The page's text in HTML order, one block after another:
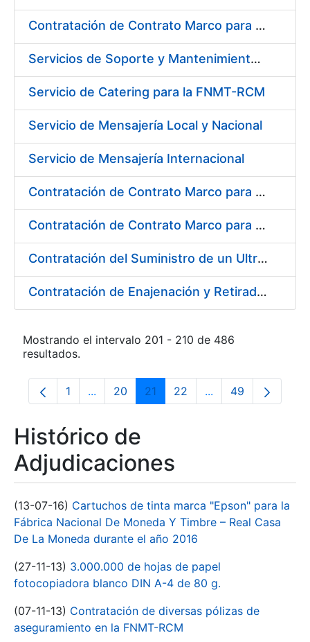
Contratación de Contrato Marco para el Suministro de Material de Ferretería, Bienio 2018-2019
Servicios de Soporte y Mantenimiento de Licencias de Software IBM para Fábrica Nacional de Moneda y Timbre-Real Casa de la Moneda (FNMT-RCM)
Servicio de Catering para la FNMT-RCM
Servicio de Mensajería Local y Nacional
Servicio de Mensajería Internacional
Contratación de Contrato Marco para el Suministro de Material de Electricidad e Iluminación, Bienio 2018-2019
Contratación de Contrato Marco para el Suministro de Material de Transmisiones, Rodamientos y Estanqueidad, Bienio 2018-2019
Contratación del Suministro de un Ultramicrodurómetro
Contratación de Enajenación y Retirada de Recortes Sobrantes y Desperdicios de Papel Impreso y No Impreso durante 2018
Mostrando el intervalo 201 - 210 de 486
resultados.
Página
1 ...Páginas intermedias Use TAB para
Página
20 Página
21 Página
22 ...PáginasPágina
49
Histórico de
Adjudicaciones
(13-07-16) Cartuchos de tinta marca "Epson" para la
Fábrica Nacional De Moneda Y Timbre – Real Casa
De La Moneda durante el año 2016
(27-11-13) 3.000.000 de hojas de papel
fotocopiadora blanco DIN A-4 de 80 g.
(07-11-13) Contratación de diversas pólizas de
aseguramiento en la FNMT-RCM